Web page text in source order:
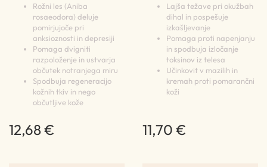
Rožni les (Aniba
rosaeodora) deluje
pomirjujoče pri
anksioznosti in depresiji
Pomaga dvigniti
razpoloženje in ustvarja
občutek notranjega miru
Spodbuja regeneracijo
kožnih tkiv in nego
občutljive kože
12,68 €
Lajša težave pri okužbah
dihal in pospešuje
izkašljevanje
Pomaga proti napenjanju
in spodbuja izločanje
toksinov iz telesa
Učinkovit v mazilih in
kremah proti pomarančni
koži
11,70 €